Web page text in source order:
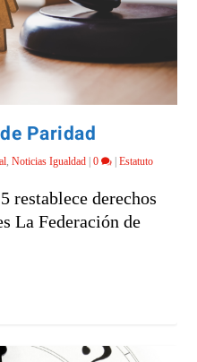
Paridad
,Noticias Igualdad |0 |Estatuto
restablece derechos
La Federación de